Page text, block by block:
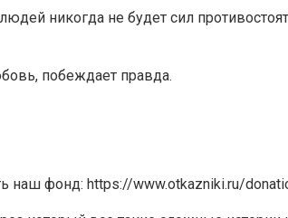
никогда не будет сил
побеждает правда.
наш фонд: https://www.otkazniki.ru/